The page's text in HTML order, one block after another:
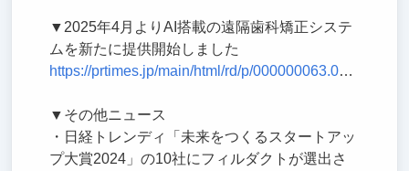
▼2025年4月よりAI搭載の遠隔歯科矯正システ
ムを新たに提供開始しました
https://prtimes.jp/main/html/rd/p/000000063.000050457.html
▼その他ニュース
・日経トレンディ「未来をつくるスタートアッ
プ大賞2024」の10社にフィルダクトが選出さ